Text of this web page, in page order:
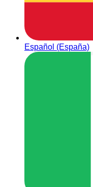
Español (España)